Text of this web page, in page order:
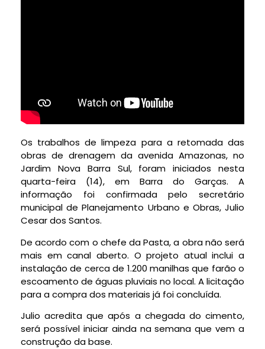
Os trabalhos de limpeza para a retomada das
obras de drenagem da avenida Amazonas, no
Jardim Nova Barra Sul, foram iniciados nesta
quarta-feira (14), em Barra do Garças. A
informação foi confirmada pelo secretário
municipal de Planejamento Urbano e Obras, Julio
Cesar dos Santos.
De acordo com o chefe da Pasta, a obra não será
mais em canal aberto. O projeto atual inclui a
instalação de cerca de 1.200 manilhas que farão o
escoamento de águas pluviais no local. A licitação
para a compra dos materiais já foi concluída.
Julio acredita que após a chegada do cimento,
será possível iniciar ainda na semana que vem a
construção da base.